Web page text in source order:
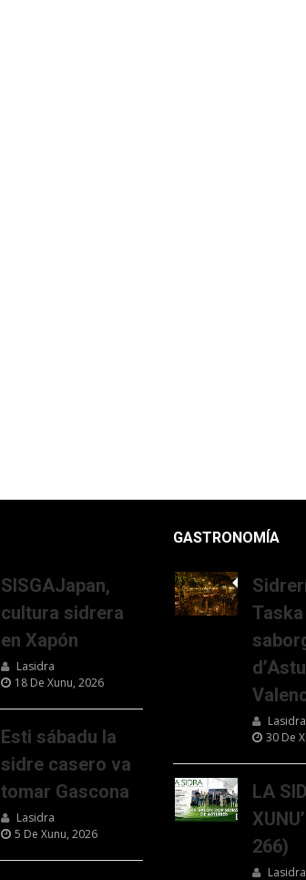
SISGAJapan,
cultura sidrera
en Xapón
Lasidra
18 De Xunu, 2026
Esti sábadu la
sidre casero va
tomar Gascona
Lasidra
5 De Xunu, 2026
GASTRONOMÍA
Taska
Lasidra
30 De
LA
266)
Lasidra